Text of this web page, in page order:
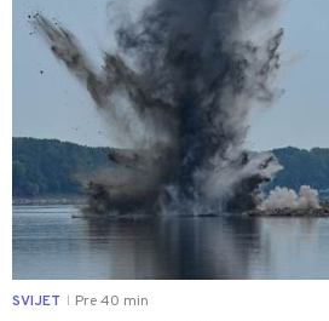
SVIJET Pre 40 min